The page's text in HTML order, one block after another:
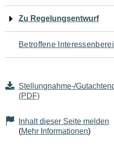
für
den
Seiteninhalt
Zu Regelungsentwurf
Betroffene
Stellungnahme-/
(PDF)
Inhalt dieser Seite melden
(Mehr Informationen)